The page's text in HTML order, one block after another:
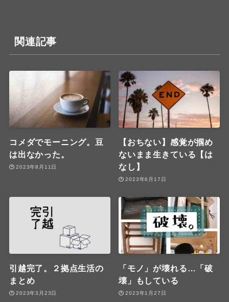
関連記事
コメダでモーニング。豆
は出なかった。
2023年8月11日
【おちない】感覚が掴め
ないまま生きている【は
なし】
2023年6月17日
引越完了。２拠点生活の
まとめ
2023年3月23日
「モノ」が壊れる…「破
壊」もしている
2023年1月27日